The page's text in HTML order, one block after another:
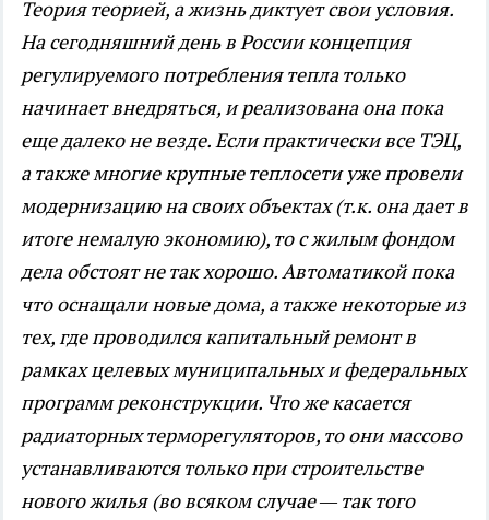
Теория теорией, а жизнь диктует свои условия.
На сегодняшний день в России концепция
регулируемого потребления тепла только
начинает внедряться, и реализована она пока
еще далеко не везде. Если практически все ТЭЦ,
а также многие крупные теплосети уже провели
модернизацию на своих объектах (т.к. она дает в
итоге немалую экономию), то с жилым фондом
дела обстоят не так хорошо. Автоматикой пока
что оснащали новые дома, а также некоторые из
тех, где проводился капитальный ремонт в
рамках целевых муниципальных и федеральных
программ реконструкции. Что же касается
радиаторных терморегуляторов, то они массово
устанавливаются только при строительстве
нового жилья (во всяком случае — так того